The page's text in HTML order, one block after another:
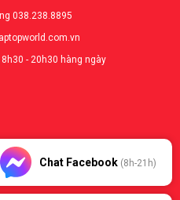
038.238.8895
- 20h30 hàng ngày
Chat Facebook (8h-21h)